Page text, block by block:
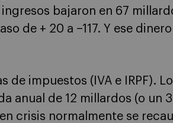
bajaron en 67
de + 20 a −117. Y ese
de impuestos (IVA e IRPF).
anual de 12 millardos (o un
crisis normalmente se